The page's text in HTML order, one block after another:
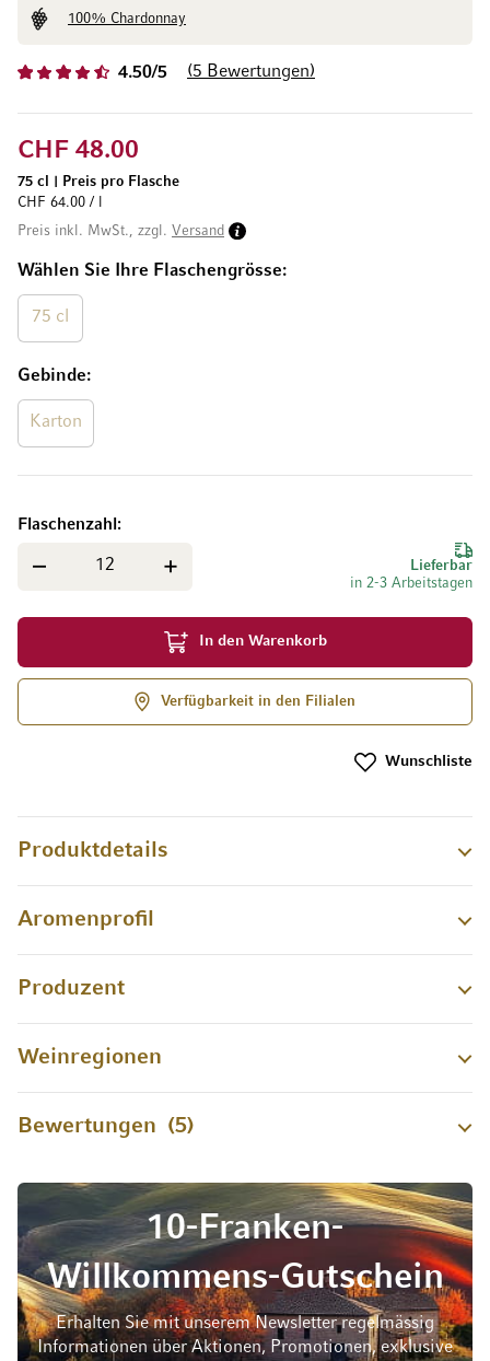
4.50/5 5 Bewertungen
100% Chardonnay
Wählen Sie Ihre Flaschengrösse
75 cl
Gebinde
Karton
CHF 48.00
75 cl
Preis pro Flasche
CHF 64.00 / l
Preis inkl. MwSt., zzgl. Versand
Lieferbar
in 2-3 Arbeitstagen
Flaschenzahl
In den Warenkorb
Verfügbarkeit in den Filialen
Wunschliste
Produktdetails
Aromenprofil
Produzent
Weinregionen
Bewertungen 5
10-Franken-
Willkommens-Gutschein
Erhalten Sie mit unserem Newsletter regelmässig
Informationen über Aktionen, Promotionen, exklusive